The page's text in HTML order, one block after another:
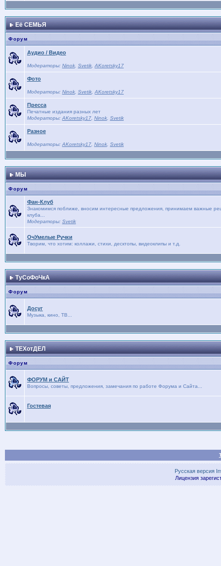
Её СЕМЬЯ
Форум
Аудио / Видео
Модераторы: Ninok, Svetik, AKoretsky17
Фото
Модераторы: Ninok, Svetik, AKoretsky17
Пресса
Печатные издания разных лет
Модераторы: AKoretsky17, Ninok, Svetik
Разное
Модераторы: AKoretsky17, Ninok, Svetik
МЫ
Форум
Фан-Клуб
Знакомимся поближе, вносим интересные предложения, принимаем важные
клуба...
Модераторы: Svetik
ОчУмелые Ручки
Творим, что хотим: коллажи, стихи, десктопы, видеоклипы и т.д.
ТуСоФоЧкА
Форум
Досуг
Музыка, кино, ТВ...
ТЕХотДЕЛ
Форум
ФОРУМ и САЙТ
Вопросы, советы, предложения, замечания по работе Форума и Сайта...
Гостевая
Русская версия
Лицензия